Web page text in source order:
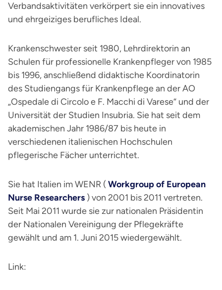
Verbandsaktivitäten verkörpert sie ein innovatives
und ehrgeiziges berufliches Ideal.
Krankenschwester seit 1980, Lehrdirektorin an
Schulen für professionelle Krankenpfleger von 1985
bis 1996, anschließend didaktische Koordinatorin
des Studiengangs für Krankenpflege an der AO
„Ospedale di Circolo e F. Macchi di Varese“ und der
Universität der Studien Insubria. Sie hat seit dem
akademischen Jahr 1986/87 bis heute in
verschiedenen italienischen Hochschulen
pflegerische Fächer unterrichtet.
Sie hat Italien im WENR ( Workgroup of European
Nurse Researchers ) von 2001 bis 2011 vertreten.
Seit Mai 2011 wurde sie zur nationalen Präsidentin
der Nationalen Vereinigung der Pflegekräfte
gewählt und am 1. Juni 2015 wiedergewählt.
Link: